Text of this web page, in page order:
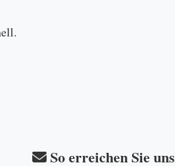
So erreichen Sie uns